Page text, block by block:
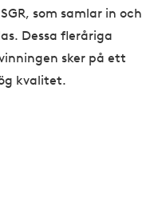
som samlar in och
Dessa fleråriga
sker på ett
kvalitet.